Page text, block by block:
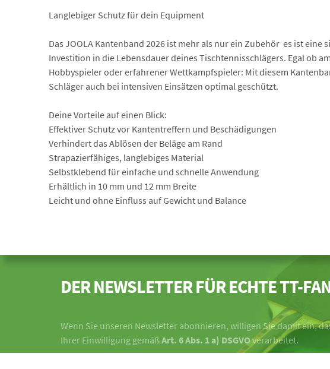
Langlebiger Schutz für dein Equipment
Das JOOLA Kantenband 2026 ist mehr als nur ein Zubehör  es ist eine
Investition in die Lebensdauer deines Tischtennisschlägers. Egal ob
Hobbyspieler oder erfahrener Wettkampfspieler: Mit diesem
Schläger auch bei intensiven Einsätzen optimal geschützt.
Deine Vorteile auf einen Blick:
Effektiver Schutz vor Kantentreffern und Beschädigungen
Verhindert das Ablösen der Beläge am Rand
Strapazierfähiges, langlebiges Material
Selbstklebend für einfache und schnelle Anwendung
Erhältlich in 10 mm und 12 mm Breite
Leicht und ohne Einfluss auf Gewicht und Balance
DER NEWSLETTER FÜR ECHTE TT-
Wenn Sie unseren Newsletter abonnieren, willigen Sie damit ein,
Ihrer Einwilligung gemäßArt. 6 Abs. 1 a) DSGVOverarbeitet.